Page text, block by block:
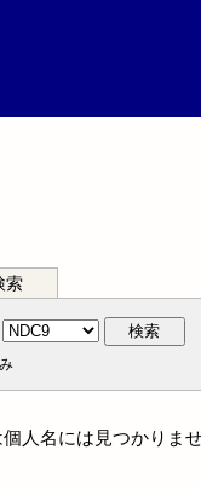
索
検索
人名には見つかりま